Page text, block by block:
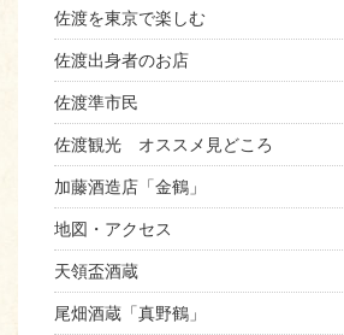
佐渡を東京で楽しむ
佐渡出身者のお店
佐渡準市民
佐渡観光 オススメ見どころ
加藤酒造店「金鶴」
地図・アクセス
天領盃酒蔵
尾畑酒蔵「真野鶴」